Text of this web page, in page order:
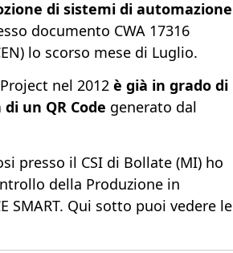
di sistemi di automazione
documento CWA 17316
lo scorso mese di Luglio.
nel 2012 è già in grado di
un QR Code generato dal
presso il CSI di Bollate (MI) ho
della Produzione in
SMART. Qui sotto puoi vedere le